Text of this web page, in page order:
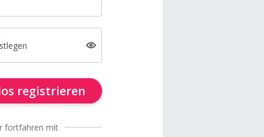
registrieren
fortfahren mit